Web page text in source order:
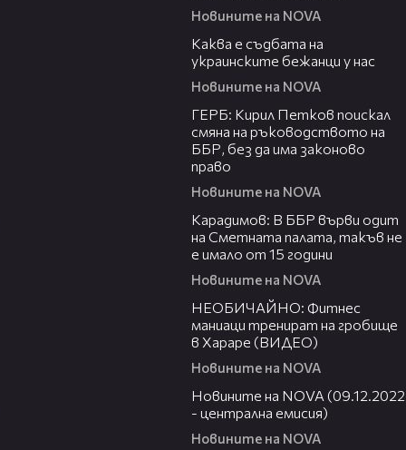
Новините на NOVA
Каква е съдбата на
украинските бежанци у нас
Новините на NOVA
ГЕРБ: Кирил Петков поискал
смяна на ръководството на
ББР, без да има законово
право
Новините на NOVA
Карадимов: В ББР върви одит
на Сметната палата, такъв не
е имало от 15 години
Новините на NOVA
НЕОБИЧАЙНО: Фитнес
маниаци тренират на гробище
в Хараре (ВИДЕО)
Новините на NOVA
Новините на NOVA (09.12.2022
- централна емисия)
Новините на NOVA